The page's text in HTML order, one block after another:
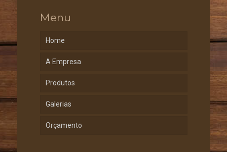
Menu
Home
A Empresa
Produtos
Galerias
Orçamento